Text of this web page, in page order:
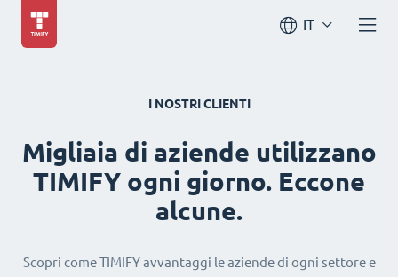
IT
I NOSTRI CLIENTI
Migliaia di aziende utilizzano
TIMIFY ogni giorno. Eccone
alcune.
Scopri come TIMIFY avvantaggi le aziende di ogni settore e